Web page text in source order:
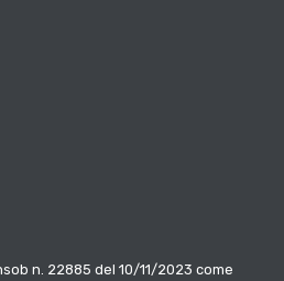
n. 22885 del 10/11/2023 come